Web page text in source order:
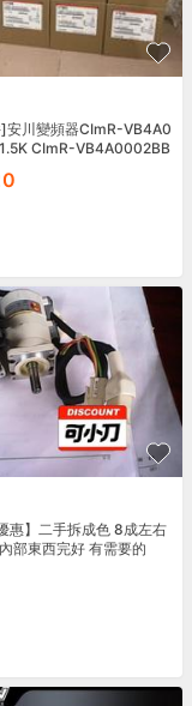
安川變頻器CImR-VB4A0
CImR-VB4A0002BB
惠】二手拆成色 8成左右
部東西完好 有需要的